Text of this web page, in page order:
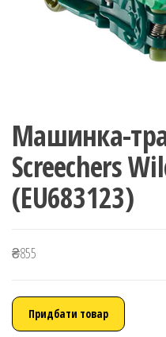
Машинка-
Screechers
(EU683123)
₴855
Придбати товар